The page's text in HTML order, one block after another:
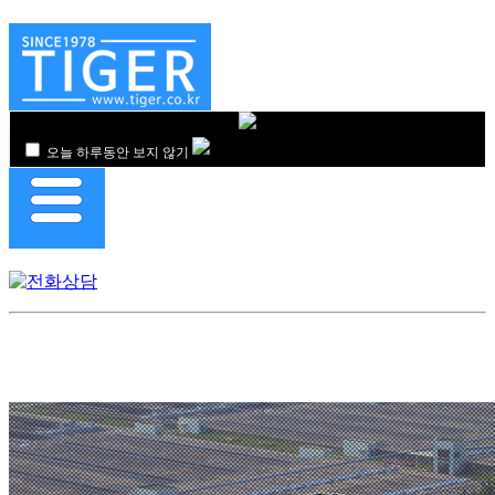
오늘 하루동안 보지 않기